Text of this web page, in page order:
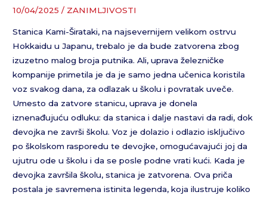
10/04/2025/ ZANIMLJIVOSTI
Stanica Kami-Širataki, na najsevernijem velikom ostrvu
Hokkaidu u Japanu, trebalo je da bude zatvorena zbog
izuzetno malog broja putnika. Ali, uprava železničke
kompanije primetila je da je samo jedna učenica koristila
voz svakog dana, za odlazak u školu i povratak uveče.
Umesto da zatvore stanicu, uprava je donela
iznenađujuću odluku: da stanica i dalje nastavi da radi, dok
devojka ne završi školu. Voz je dolazio i odlazio isključivo
po školskom rasporedu te devojke, omogućavajući joj da
ujutru ode u školu i da se posle podne vrati kući. Kada je
devojka završila školu, stanica je zatvorena. Ova priča
postala je savremena istinita legenda, koja ilustruje koliko